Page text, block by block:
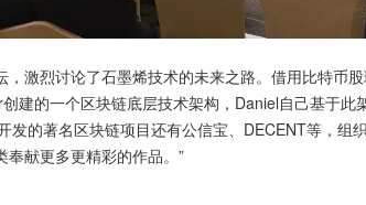
激烈讨论了石墨烯技术的未来之路。借用比特币
的一个区块链底层技术架构，Daniel自己基于此
的著名区块链项目还有公信宝、DECENT等，组
献更多更精彩的作品。”